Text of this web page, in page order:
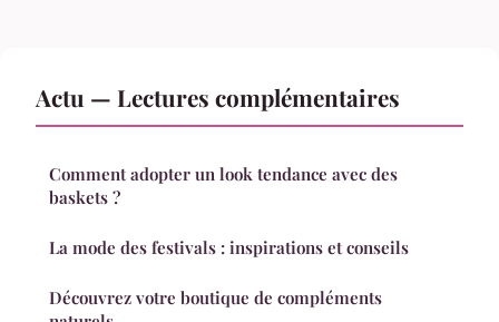
Actu — Lectures complémentaires
Comment adopter un look tendance avec des
baskets ?
La mode des festivals : inspirations et conseils
Découvrez votre boutique de compléments